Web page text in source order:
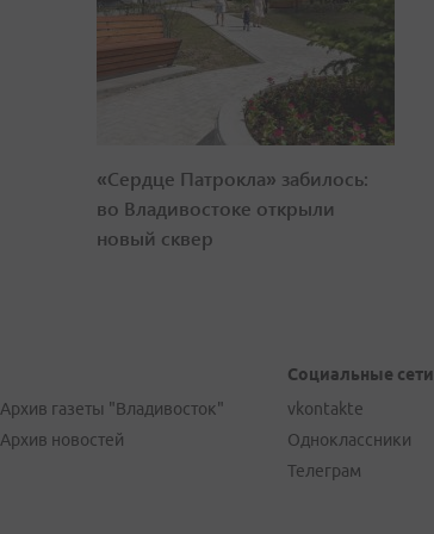
«Сердце Патрокла» забилось:
во Владивостоке открыли
новый сквер
Архив газеты "Владивосток"
Архив новостей
Социальные сети
vkontakte
Одноклассники
Телеграм